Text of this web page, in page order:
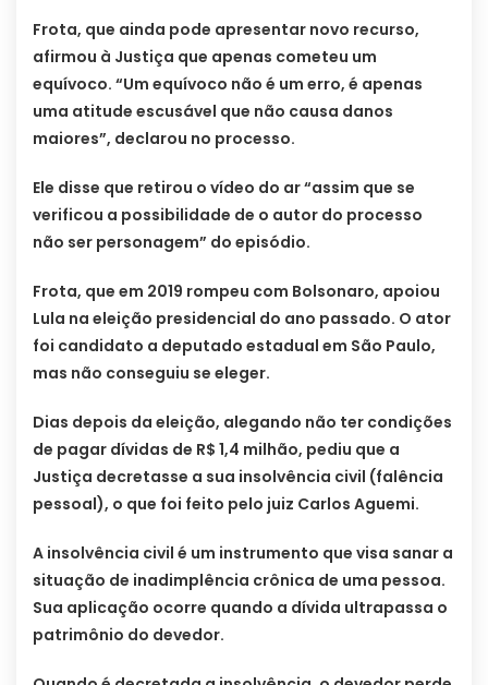
Frota, que ainda pode apresentar novo recurso,
afirmou à Justiça que apenas cometeu um
equívoco. “Um equívoco não é um erro, é apenas
uma atitude escusável que não causa danos
maiores”, declarou no processo.
Ele disse que retirou o vídeo do ar “assim que se
verificou a possibilidade de o autor do processo
não ser personagem” do episódio.
Frota, que em 2019 rompeu com Bolsonaro, apoiou
Lula na eleição presidencial do ano passado. O ator
foi candidato a deputado estadual em São Paulo,
mas não conseguiu se eleger.
Dias depois da eleição, alegando não ter condições
de pagar dívidas de R$ 1,4 milhão, pediu que a
Justiça decretasse a sua insolvência civil (falência
pessoal), o que foi feito pelo juiz Carlos Aguemi.
A insolvência civil é um instrumento que visa sanar a
situação de inadimplência crônica de uma pessoa.
Sua aplicação ocorre quando a dívida ultrapassa o
patrimônio do devedor.